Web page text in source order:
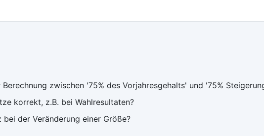
zwischen '75% des Vorjahresgehalts' und '75%
korrekt, z.B. bei Wahlresultaten?
der Veränderung einer Größe?